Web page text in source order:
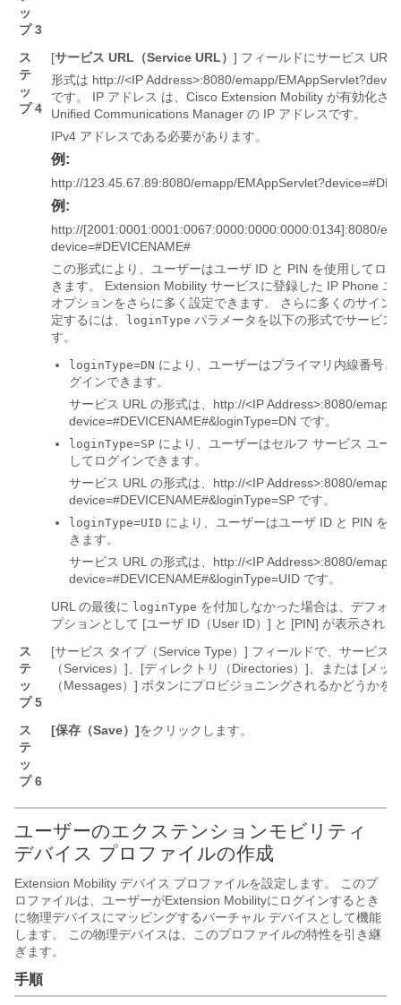
ッ
プ 3
ス
テ
ッ
プ 4
[サービス URL（Service URL） ] フィールドにサービス URL
形式は http://<IP Address>:8080/emapp/
です。 IP アドレス は、Cisco Extension Mobility が有効化さ
Unified Communications Manager の IP アドレスです。
IPv4 アドレスである必要があります。
例:
http://123.45.67.89:8080/emapp/
例:
http://[2001:0001:0001:0067:0000:0000:0000:0134]:8080/
device=#DEVICENAME#
この形式により、ユーザーはユーザ ID と PIN を使用してロ
きます。 Extension Mobility サービスに登録した IP Phone ユ
オプションをさらに多く設定できます。 さらに多くのサイン
定するには、
loginType パラメータを以下の形式でサービス
す。
loginType=DN により、ユーザーはプライマリ内線番号
グインできます。
サービス URL の形式は、 http://<IP Address>:8080/
device=#DEVICENAME#&loginType=DN です。
loginType=SP により、ユーザーはセルフ サービス ユー
してログインできます。
サービス URL の形式は、 http://<IP Address>:8080/
device=#DEVICENAME#&loginType=SP です。
loginType=UID により、ユーザーはユーザ ID と PIN を
きます。
サービス URL の形式は、 http://<IP Address>:8080/
device=#DEVICENAME#&loginType=UID です。
URL の最後に loginType を付加しなかった場合は、デフォ
プションとして [ユーザ ID（User ID）] と [PIN] が表示されま
ス
テ
ッ
プ 5
[サービス タイプ（Service Type）] フィールドで、サービス
（Services）]、[ディレクトリ（Directories）]、または [メッ
（Messages）] ボタンにプロビジョニングされるかどうかを
ス
テ
ッ
プ 6
[保存（Save）]をクリックします。
ユーザーのエクステンションモビリティ
デバイス プロファイルの作成
Extension Mobility デバイス プロファイルを設定します。 このプ
ロファイルは、ユーザーがExtension Mobilityにログインするとき
に物理デバイスにマッピングするバーチャル デバイスとして機能
します。 この物理デバイスは、このプロファイルの特性を引き継
ぎます。
手順